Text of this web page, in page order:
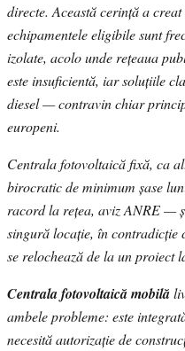
directe. Această cerință a
echipamentele eligibile sunt
izolate, acolo unde rețeaua
este insuficientă, iar soluțiile
diesel — contravin chiar
europeni.
Centrala fotovoltaică fixă, ca
birocratic de minimum șase
racord la rețea, aviz ANRE —
singură locație, în contradicție
se relochează de la un proiect
Centrala fotovoltaică mobilă
ambele probleme: este
necesită autorizație de